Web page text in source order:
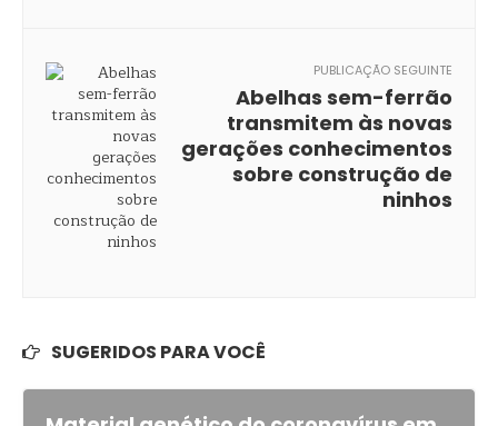
PUBLICAÇÃO SEGUINTE
Abelhas sem-ferrão
transmitem às novas
gerações conhecimentos
sobre construção de
ninhos
SUGERIDOS PARA VOCÊ